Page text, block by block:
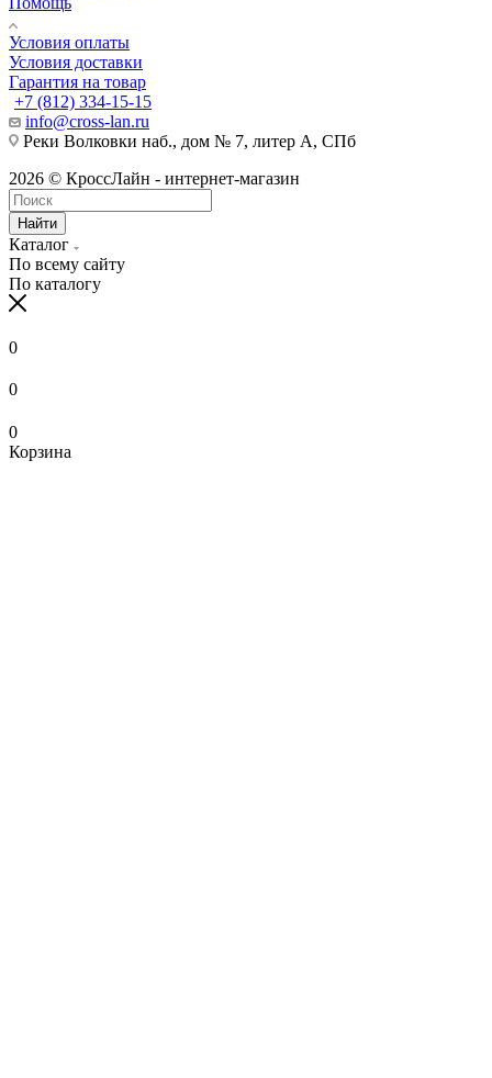
Условия оплаты
Условия доставки
Гарантия на товар
+7 (812) 334-15-15
info@cross-lan.ru
Реки Волковки наб., дом № 7, литер А, СПб
2026 © КроссЛайн - интернет-магазин
Найти
Каталог
По всему сайту
По каталогу
0
0
0
Корзина